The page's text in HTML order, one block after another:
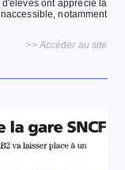
ont apprécié la
notamment
>> Accéder au site